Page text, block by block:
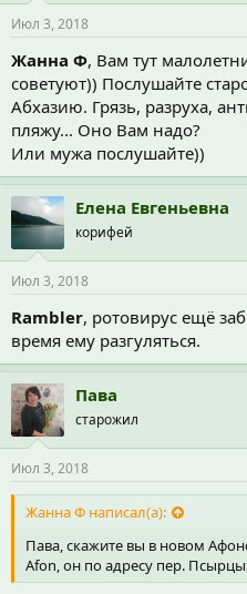
Июл 3, 2018
Жанна Ф, Вам тут
советуют)) Послушайте
Абхазию. Грязь, разруха,
пляжу... Оно Вам надо?
Или мужа послушайте))
Елена Евгеньевна
корифей
Июл 3, 2018
Rambler, ротовирус ещё
время ему разгуляться.
Пава
старожил
Июл 3, 2018
Жанна Ф написал(а):
Пава, скажите вы в новом
Afon, он по адресу пер.